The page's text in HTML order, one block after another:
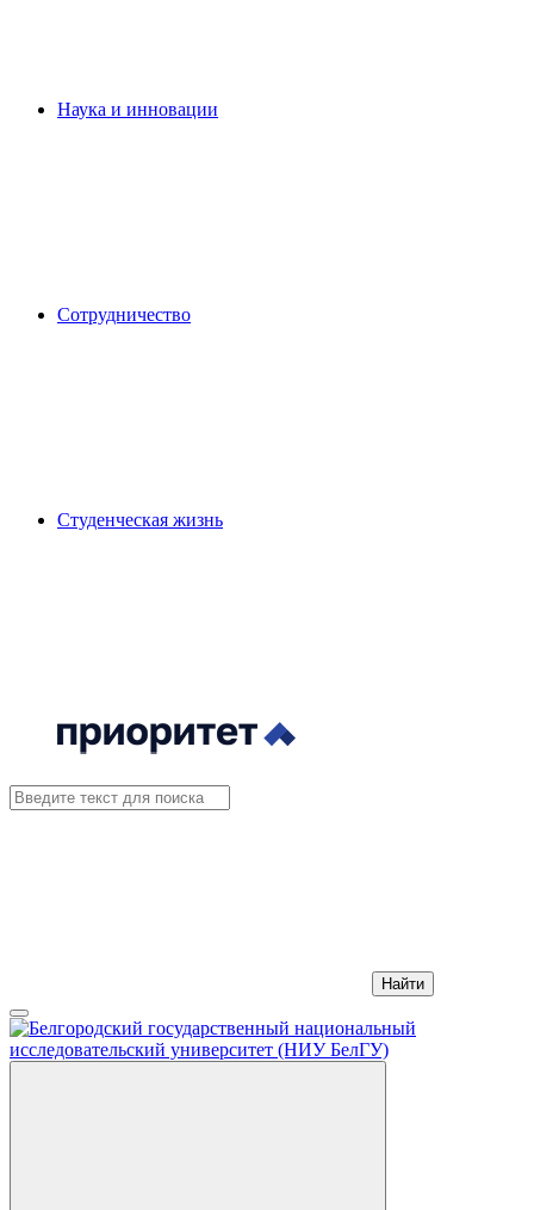
Наука и инновации
Сотрудничество
Студенческая жизнь
Найти